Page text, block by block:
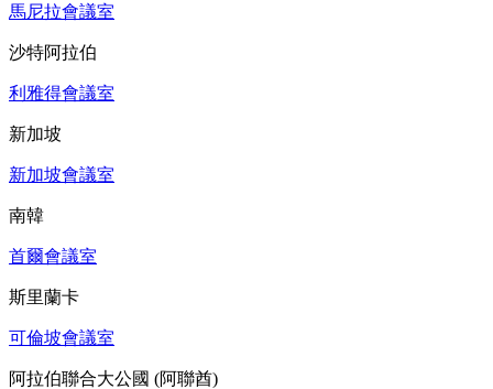
馬尼拉會議室
沙特阿拉伯
利雅得會議室
新加坡
新加坡會議室
南韓
首爾會議室
斯里蘭卡
可倫坡會議室
阿拉伯聯合大公國 (阿聯酋)